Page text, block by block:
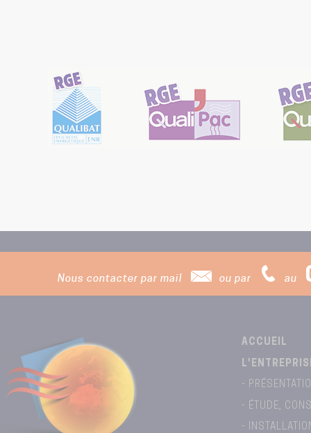
Nous contacter par mail ou par au
ACCUEIL
-
- ÉTUDE,
-